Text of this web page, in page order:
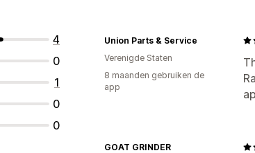
4
0
1
0
0
Union Parts & Service
Verenigde Staten
8 maanden gebruiken de
app
GOAT GRINDER